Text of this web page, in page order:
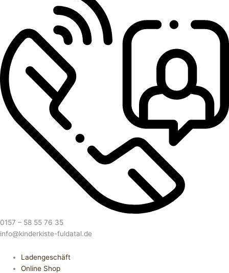
0157 – 58 55 76 35
info@kinderkiste-fuldatal.de
Ladengeschäft
Online Shop